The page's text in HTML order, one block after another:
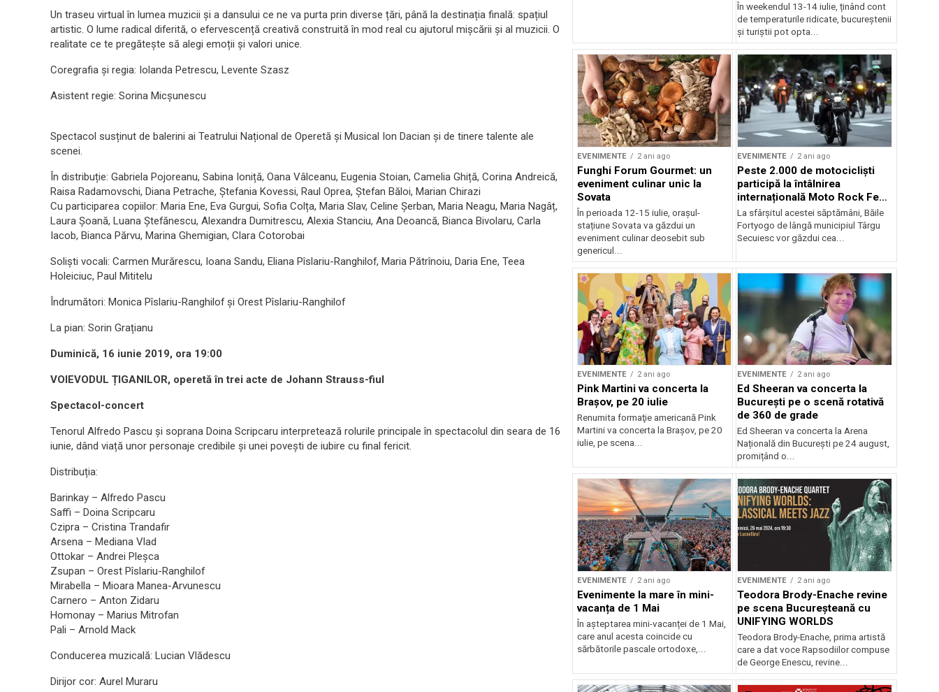
Un traseu virtual în lumea muzicii și a dansului ce ne va purta prin diverse țări, până la destinația finală: spațiul
artistic. O lume radical diferită, o efervescență creativă construită în mod real cu ajutorul mișcării și al muzicii. O
realitate ce te pregătește să alegi emoții și valori unice.
Coregrafia și regia: Iolanda Petrescu, Levente Szasz
Asistent regie: Sorina Micșunescu
Spectacol susținut de balerini ai Teatrului Național de Operetă și Musical Ion Dacian și de tinere talente ale
scenei.
În distribuție: Gabriela Pojoreanu, Sabina Ioniță, Oana Vâlceanu, Eugenia Stoian, Camelia Ghiță, Corina Andreică,
Raisa Radamovschi, Diana Petrache, Ștefania Kovessi, Raul Oprea, Ștefan Băloi, Marian Chirazi
Cu participarea copiilor: Maria Ene, Eva Gurgui, Sofia Colța, Maria Slav, Celine Șerban, Maria Neagu, Maria Nagâț,
Laura Șoană, Luana Ștefănescu, Alexandra Dumitrescu, Alexia Stanciu, Ana Deoancă, Bianca Bivolaru, Carla
Iacob, Bianca Părvu, Marina Ghemigian, Clara Cotorobai
Soliști vocali: Carmen Murărescu, Ioana Sandu, Eliana Pîslariu-Ranghilof, Maria Pătrînoiu, Daria Ene, Teea
Holeiciuc, Paul Mititelu
Îndrumători: Monica Pîslariu-Ranghilof și Orest Pîslariu-Ranghilof
La pian: Sorin Grațianu
Duminică, 16 iunie 2019, ora 19:00
VOIEVODUL ȚIGANILOR, operetă în trei acte de Johann Strauss-fiul
Spectacol-concert
Tenorul Alfredo Pascu și soprana Doina Scripcaru interpretează rolurile principale în spectacolul din seara de 16
iunie, dând viață unor personaje credibile și unei povești de iubire cu final fericit.
Distribuția:
Barinkay – Alfredo Pascu
Saffi – Doina Scripcaru
Czipra – Cristina Trandafir
Arsena – Mediana Vlad
Ottokar – Andrei Pleșca
Zsupan – Orest Pîslariu-Ranghilof
Mirabella – Mioara Manea-Arvunescu
Carnero – Anton Zidaru
Homonay – Marius Mitrofan
Pali – Arnold Mack
Conducerea muzicală: Lucian Vlădescu
Dirijor cor: Aurel Muraru
În weekendul 13-14 iulie, ținând cont
de temperaturile ridicate, bucureștenii
și turiștii pot opta...
EVENIMENTE 2 ani ago
Funghi Forum Gourmet: un
eveniment culinar unic la
Sovata
În perioada 12-15 iulie, orașul-
stațiune Sovata va găzdui un
eveniment culinar deosebit sub
genericul...
EVENIMENTE 2 ani ago
Peste 2.000 de motocicliști
participă la întâlnirea
internațională Moto Rock Fest
la Băile Fortyogo
La sfârșitul acestei săptămâni, Băile
Fortyogo de lângă municipiul Târgu
Secuiesc vor găzdui cea...
EVENIMENTE 2 ani ago
Pink Martini va concerta la
Braşov, pe 20 iulie
Renumita formaţie americană Pink
Martini va concerta la Braşov, pe 20
iulie, pe scena...
EVENIMENTE 2 ani ago
Ed Sheeran va concerta la
București pe o scenă rotativă
de 360 de grade
Ed Sheeran va concerta la Arena
Națională din București pe 24 august,
promițând o...
EVENIMENTE 2 ani ago
Evenimente la mare în mini-
vacanța de 1 Mai
În așteptarea mini-vacanței de 1 Mai,
care anul acesta coincide cu
sărbătorile pascale ortodoxe,...
EVENIMENTE 2 ani ago
Teodora Brody-Enache revine
pe scena Bucureșteană cu
UNIFYING WORLDS
Teodora Brody-Enache, prima artistă
care a dat voce Rapsodiilor compuse
de George Enescu, revine...